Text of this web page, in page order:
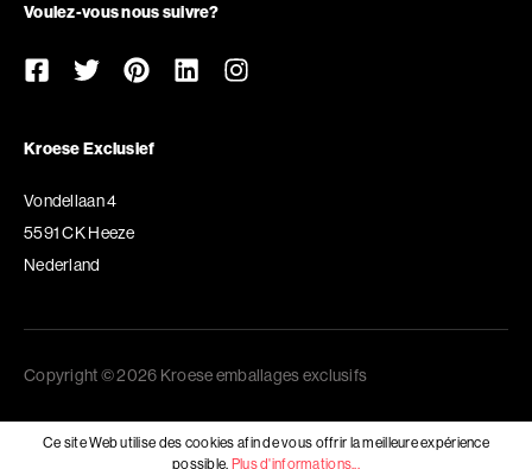
Voulez-vous nous suivre?
Kroese Exclusief
Vondellaan 4
5591 CK Heeze
Nederland
Copyright © 2026 Kroese emballages exclusifs
Ce site Web utilise des cookies afin de vous offrir la meilleure expérience
possible. Plus d'informations...